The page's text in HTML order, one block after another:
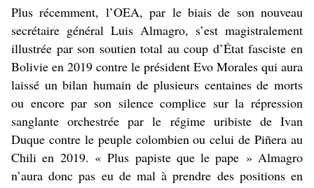
Plus récemment, l’OEA, par le biais de son nouveau
secrétaire général Luis Almagro, s’est magistralement
illustrée par son soutien total au coup d’État fasciste en
Bolivie en 2019 contre le président Evo Morales qui aura
laissé un bilan humain de plusieurs centaines de morts
ou encore par son silence complice sur la répression
sanglante orchestrée par le régime uribiste de Ivan
Duque contre le peuple colombien ou celui de Piñera au
Chili en 2019. « Plus papiste que le pape » Almagro
n’aura donc pas eu de mal à prendre des positions en